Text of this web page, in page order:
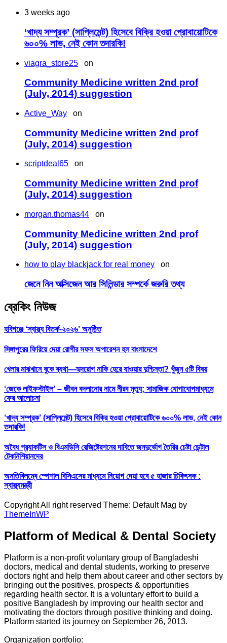
3 weeks ago
‘খাদ্য সম্পূরক’ (সাপ্লিমেন্ট) হিসেবে বিক্রি হওয়া প্রোবায়োটিকে
৬০০% লাভ, নেই কোন তদারকি!
viagra_store25 on
Community Medicine written 2nd prof
(July, 2014) suggestion
Active_Way on
Community Medicine written 2nd prof
(July, 2014) suggestion
scriptdeal65 on
Community Medicine written 2nd prof
(July, 2014) suggestion
morgan.thomas44 on
Community Medicine written 2nd prof
(July, 2014) suggestion
how to play blackjack for real money on
জেনে নিন অক্সিজেন আর সিলিন্ডার সম্পর্কে জরুরি তথ্য
ব্রেকিং নিউজ
হবিগঞ্জে ‘স্বাস্থ্য বিতর্ক-২০২৬’ অনুষ্ঠিত
সিঙ্গাপুরের ফিরিয়ে দেয়া রোগীর সফল অপারেশন হল বাংলাদেশে
খেলার মাঝখানে বুকে ব্যথা—হৃদরোগ নাকি হেরে যাওয়ার দুশ্চিন্তা? খুঁজুন ৫টি বিষয়
‘জেকে লাইফস্টাইল’ – জীবন বদলানোর নামে নীরব মৃত্যু; সামাজিক যোগাযোগমাধ্যমে
ফের আলোচনা
‘খাদ্য সম্পূরক’ (সাপ্লিমেন্ট) হিসেবে বিক্রি হওয়া প্রোবায়োটিকে ৬০০% লাভ, নেই কোন
তদারকি!
অবৈধ প্র‍্যাকটিস ও বিএমডিসি রেজিষ্ট্রেশনের দাবিতে জনদুর্ভোগ তৈরির চেষ্টা ডেন্টাল
টেকনিশিয়ানদের
অনতিবিলম্বে স্পেশাল বিসিএসের মাধ্যমে নিয়োগ দেয়া হবে ৫ হাজার চিকিৎসক :
স্বাস্থ্যমন্ত্রী
Copyright All right reserved Theme: Default Mag by
ThemeInWP
Platform of Medical & Dental Society
Platform is a non-profit voluntary group of Bangladeshi
doctors, medical and dental students, working to preserve
doctors right and help them about career and other sectors by
bringing out the positives, prospects & opportunities
regarding health sector. It is a voluntary effort to build a
positive Bangladesh by improving our health sector and
motivating the doctors through positive thinking and doing.
Platform started its journey on September 26, 2013.
Organization portfolio: